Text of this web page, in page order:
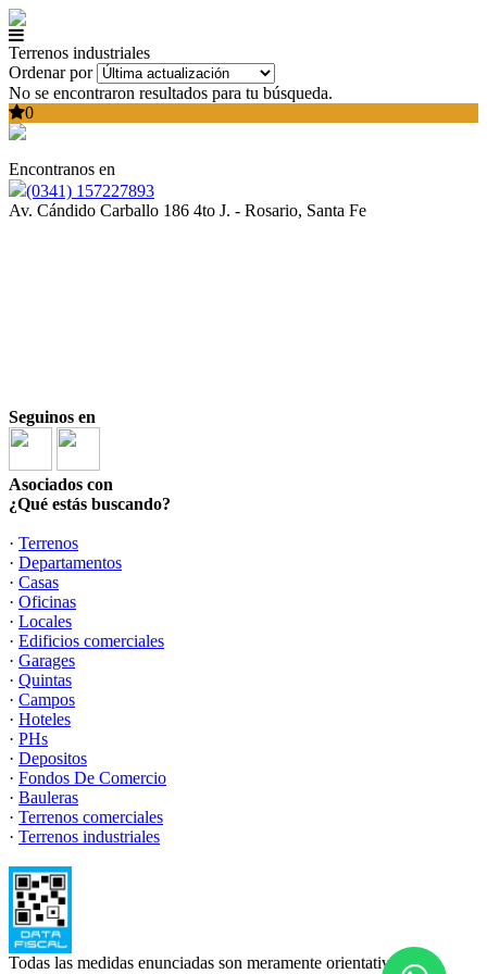
Terrenos industriales
Ordenar por
No se encontraron resultados para tu búsqueda.
0
Encontranos en
(0341) 157227893
Av. Cándido Carballo 186 4to J. - Rosario, Santa Fe
Seguinos en
Asociados con
¿Qué estás buscando?
· Terrenos
· Departamentos
· Casas
· Oficinas
· Locales
· Edificios comerciales
· Garages
· Quintas
· Campos
· Hoteles
· PHs
· Depositos
· Fondos De Comercio
· Bauleras
· Terrenos comerciales
· Terrenos industriales
Todas las medidas enunciadas son meramente orientativas, las